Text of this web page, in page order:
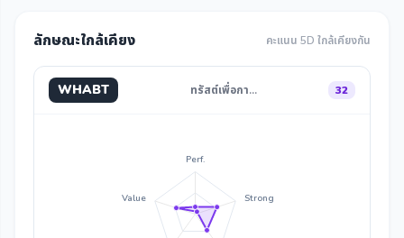
ลักษณะใกล้เคียง คะแนน 5D ใกล้เคียงกัน
WHABT ทรัสต์เพื่อกา… 32
Perf.
Strong
Value